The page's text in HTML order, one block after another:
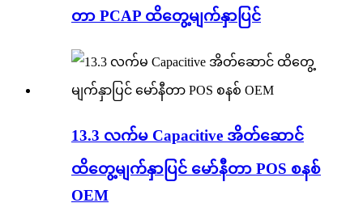
တာ PCAP ထိတွေ့မျက်နှာပြင်
13.3 လက်မ Capacitive အိတ်ဆောင်
ထိတွေ့မျက်နှာပြင် မော်နီတာ POS စနစ်
OEM